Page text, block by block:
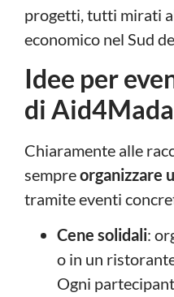
progetti, tutti mirati
economico nel Sud
Idee per
di Aid4Mada
Chiaramente alle
sempreorganizzare
tramite eventi
Cene solidali:
o in un
Ogni